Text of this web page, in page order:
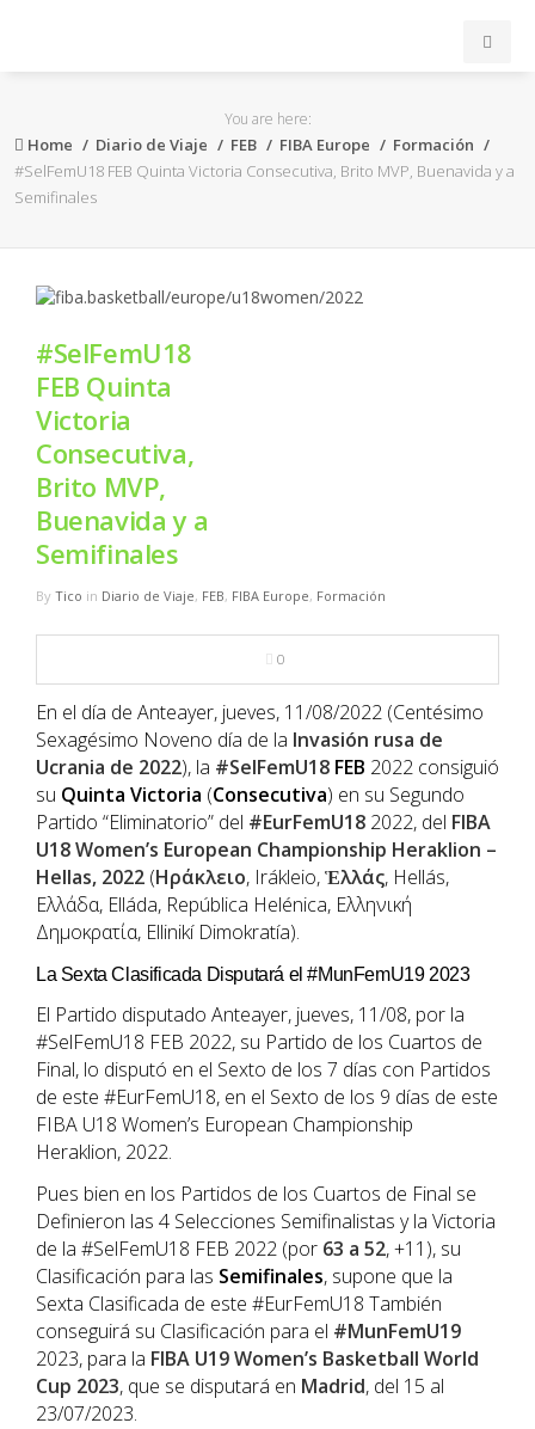
ACB
FEB
FIBA
OTROS
FORMACIÓN
NBA
MULTIMEDIA
You are here:
Home Diario de Viaje FEB FIBA Europe
Formación
#SelFemU18 FEB Quinta Victoria Consecutiva, Brito MVP, Buenavida y a
Semifinales
#SelFemU18
FEB Quinta
Victoria
Consecutiva,
Brito MVP,
Buenavida y a
Semifinales
By Tico in Diario de Viaje, FEB, FIBA Europe, Formación
0
En el día de Anteayer, jueves, 11/08/2022 (Centésimo
Sexagésimo Noveno día de la Invasión rusa de
Ucrania de 2022), la #SelFemU18 FEB 2022 consiguió
su Quinta Victoria (Consecutiva) en su Segundo
Partido “Eliminatorio” del #EurFemU18 2022, del FIBA
U18 Women’s European Championship Heraklion –
Hellas, 2022 (Ηράκλειο, Irákleio,Ἑλλάς, Hellás,
Ελλάδα, Elláda, República Helénica, Ελληνική
Δημοκρατία, Ellinikí Dimokratía).
La Sexta Clasificada Disputará el #MunFemU19 2023
El Partido disputado Anteayer, jueves, 11/08, por la
#SelFemU18 FEB 2022, su Partido de los Cuartos de
Final, lo disputó en el Sexto de los 7 días con Partidos
de este #EurFemU18, en el Sexto de los 9 días de este
FIBA U18 Women’s European Championship
Heraklion, 2022.
Pues bien en los Partidos de los Cuartos de Final se
Definieron las 4 Selecciones Semifinalistas y la Victoria
de la #SelFemU18 FEB 2022 (por 63 a 52, +11), su
Clasificación para las Semifinales, supone que la
Sexta Clasificada de este #EurFemU18 También
conseguirá su Clasificación para el #MunFemU19
2023, para la FIBA U19 Women’s Basketball World
Cup 2023, que se disputará en Madrid, del 15 al
23/07/2023.